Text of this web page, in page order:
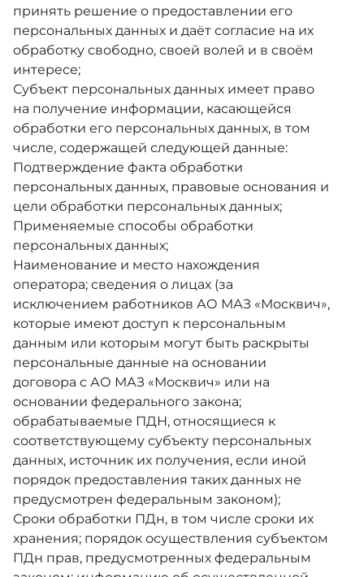
принять решение о предоставлении его
персональных данных и даёт согласие на их
обработку свободно, своей волей и в своём
интересе;
Субъект персональных данных имеет право
на получение информации, касающейся
обработки его персональных данных, в том
числе, содержащей следующей данные:
Подтверждение факта обработки
персональных данных, правовые основания и
цели обработки персональных данных;
Применяемые способы обработки
персональных данных;
Наименование и место нахождения
оператора; сведения о лицах (за
исключением работников АО МАЗ «Москвич»,
которые имеют доступ к персональным
данным или которым могут быть раскрыты
персональные данные на основании
договора с АО МАЗ «Москвич» или на
основании федерального закона;
обрабатываемые ПДН, относящиеся к
соответствующему субъекту персональных
данных, источник их получения, если иной
порядок предоставления таких данных не
предусмотрен федеральным законом);
Сроки обработки ПДн, в том числе сроки их
хранения; порядок осуществления субъектом
ПДн прав, предусмотренных федеральным